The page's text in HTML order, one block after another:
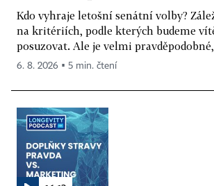
Kdo vyhraje letošní senátní volby?
na kritériích, podle kterých budeme
posuzovat. Ale je velmi
6. 8. 2026 ▪ 5 min. čtení